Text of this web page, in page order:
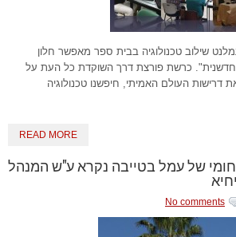
שילוב טכנולוגיה בבית ספר מאפשר חלון
חדשנית". כרשת פורצת דרך השוקדת כל העת על
דרישות העולם האמיתי, חיפשנו טכנולוגיה
READ MORE
של עמל בטייבה נקרא ע"ש המנהל
No comments